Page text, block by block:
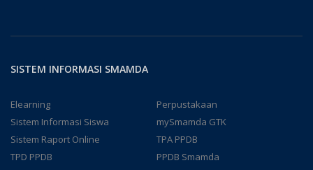
SISTEM INFORMASI SMAMDA
Elearning
Perpustakaan
Sistem Informasi Siswa
mySmamda GTK
Sistem Raport Online
TPA PPDB
TPD PPDB
PPDB Smamda